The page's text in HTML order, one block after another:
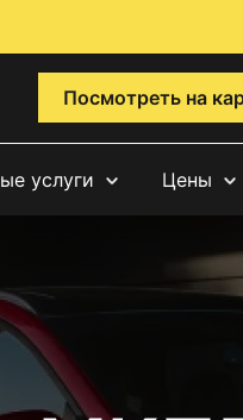
Посмотреть на
услуги Цены